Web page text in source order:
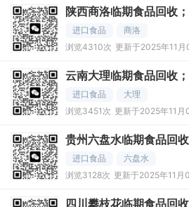
陕西商洛临期食品回收
求购；陕西
进口食品
商洛
浏览4310次 更新于2025年11月
云南大理临期食品回收
求购；云南
进口食品
大理
浏览3451次 更新于2025年11月
贵州六盘水临期食品回
产品求购；
进口食品
六盘水
浏览3128次 更新于2025年11月
四川攀枝花临期食品回